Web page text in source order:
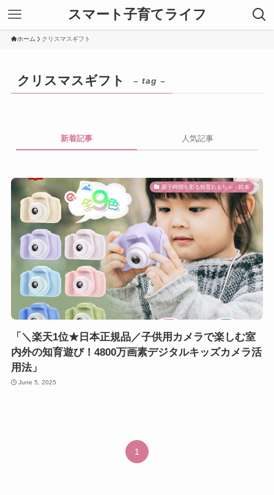
スマート子育てライフ
ホーム クリスマスギフト
クリスマスギフト – tag –
新着記事 人気記事
親子時間を彩る知育おもちゃ・絵本
「＼楽天1位★日本正規品／子供用カメラで楽しむ室
内外の知育遊び！4800万画素デジタルキッズカメラ活
用法」
June 5, 2025
1